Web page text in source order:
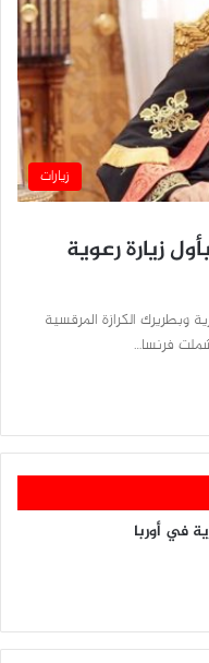
زيارات
زيارة رعوية
وبطريرك الكرازة المرقسية
فرنسا…
في أوربا